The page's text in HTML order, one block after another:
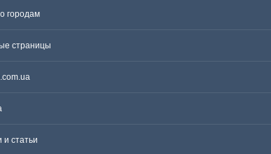
городам
страницы
и статьи